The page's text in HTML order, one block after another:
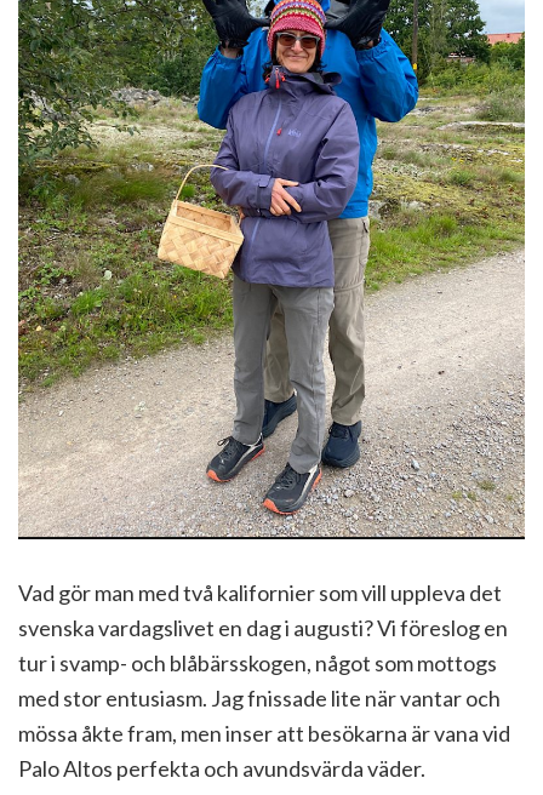
Vad gör man med två kalifornier som vill uppleva det
svenska vardagslivet en dag i augusti? Vi föreslog en
tur i svamp- och blåbärsskogen, något som mottogs
med stor entusiasm. Jag fnissade lite när vantar och
mössa åkte fram, men inser att besökarna är vana vid
Palo Altos perfekta och avundsvärda väder.